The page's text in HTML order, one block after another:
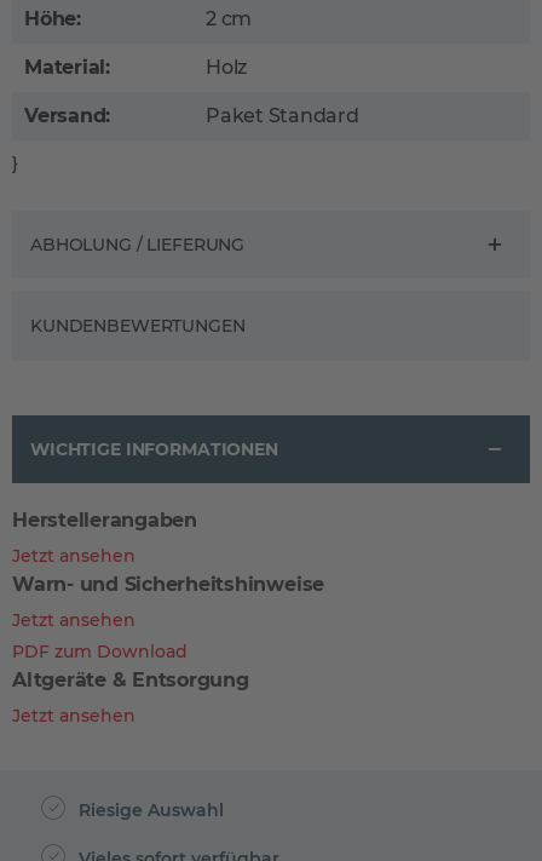
Höhe: 2 cm
Material: Holz
Versand: Paket Standard
}
ABHOLUNG / LIEFERUNG
KUNDENBEWERTUNGEN
WICHTIGE INFORMATIONEN
Herstellerangaben
Jetzt ansehen
Warn- und Sicherheitshinweise
Jetzt ansehen
PDF zum Download
Altgeräte & Entsorgung
Jetzt ansehen
Riesige Auswahl